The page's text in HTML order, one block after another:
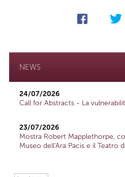
NEWS
24/07/2026
Call for Abstracts - La
23/07/2026
Mostra Robert Mapplethorpe,
Museo dell'Ara Pacis e il Teatro